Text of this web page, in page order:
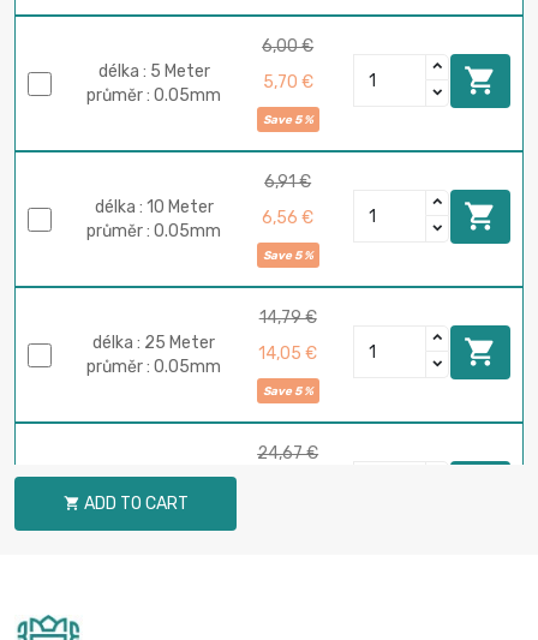
délka : 5 Meter
průměr : 0.05mm
6,00 €
5,70 €
Save 5 %

délka : 10 Meter
průměr : 0.05mm
6,91 €
6,56 €
Save 5 %

délka : 25 Meter
průměr : 0.05mm
14,79 €
14,05 €
Save 5 %

délka : 50 Meter
průměr : 0.05mm
24,67 €
 ADD TO CART